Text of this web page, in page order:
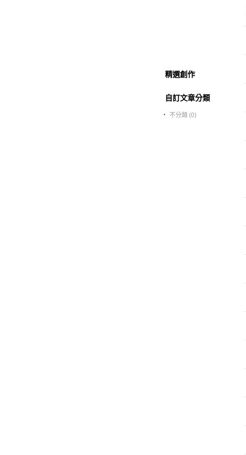
精選創作
自訂文章分類
‧ 不分類 (0)